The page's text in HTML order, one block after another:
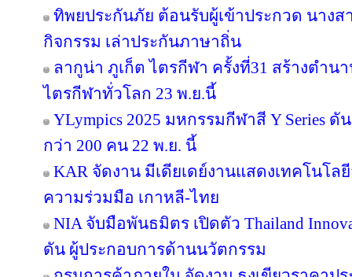
ทิพยประกันภัย ต้อนรับผู้เข้าประกวด นางส
กิจกรรม เล่าประกันภาษาถิ่น
ลากูน่า ภูเก็ต ไตรกีฬา ครั้งที่31 สร้างตำ
ไตรกีฬาทั่วโลก 23 พ.ย.นี้
YLympics 2025 มหกรรมกีฬาสี Y Series
กว่า 200 คน 22 พ.ย. นี้
KAR จัดงาน มีเดียเดย์งานแสดงเทคโนโ
ความร่วมมือ เกาหลี-ไทย
NIA จับมือพันธมิตร เปิดตัว Thailand
ดัน ผู้ประกอบการด้านนวัตกรรม